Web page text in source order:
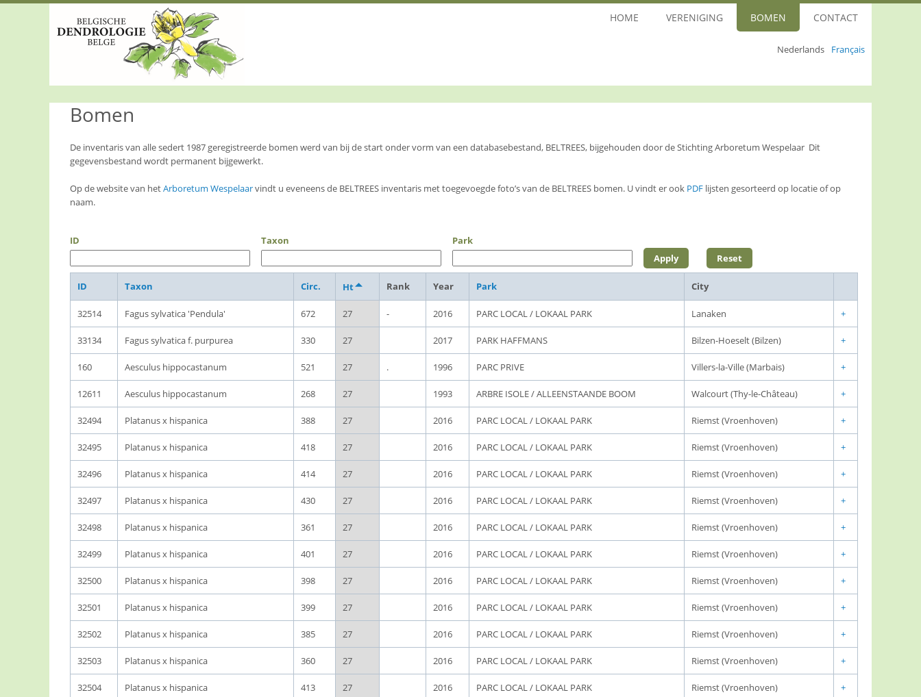
Nederlands Français
HOME VERENIGING BOMEN CONTACT
Bomen
De inventaris van alle sedert 1987 geregistreerde bomen werd van bij de start onder vorm van een databasebestand, BELTREES, bijgehouden door de Stichting Arboretum Wespelaar Dit
gegevensbestand wordt permanent bijgewerkt.
Op de website van hetArboretum Wespelaarvindt u eveneens de BELTREES inventaris met toegevoegde foto’s van de BELTREES bomen. U vindt er ook PDF lijsten gesorteerd op locatie of op
naam.
ID Taxon Park
ID Taxon Circ. Ht Rank Year Park City
32514 Fagus sylvatica 'Pendula' 672 27 - 2016 PARC LOCAL / LOKAAL PARK Lanaken +
33134 Fagus sylvatica f. purpurea 330 27 2017 PARK HAFFMANS Bilzen-Hoeselt (Bilzen) +
160 Aesculus hippocastanum 521 27 . 1996 PARC PRIVE Villers-la-Ville (Marbais) +
12611 Aesculus hippocastanum 268 27 1993 ARBRE ISOLE / ALLEENSTAANDE BOOM Walcourt (Thy-le-Château) +
32494 Platanus x hispanica 388 27 2016 PARC LOCAL / LOKAAL PARK Riemst (Vroenhoven) +
32495 Platanus x hispanica 418 27 2016 PARC LOCAL / LOKAAL PARK Riemst (Vroenhoven) +
32496 Platanus x hispanica 414 27 2016 PARC LOCAL / LOKAAL PARK Riemst (Vroenhoven) +
32497 Platanus x hispanica 430 27 2016 PARC LOCAL / LOKAAL PARK Riemst (Vroenhoven) +
32498 Platanus x hispanica 361 27 2016 PARC LOCAL / LOKAAL PARK Riemst (Vroenhoven) +
32499 Platanus x hispanica 401 27 2016 PARC LOCAL / LOKAAL PARK Riemst (Vroenhoven) +
32500 Platanus x hispanica 398 27 2016 PARC LOCAL / LOKAAL PARK Riemst (Vroenhoven) +
32501 Platanus x hispanica 399 27 2016 PARC LOCAL / LOKAAL PARK Riemst (Vroenhoven) +
32502 Platanus x hispanica 385 27 2016 PARC LOCAL / LOKAAL PARK Riemst (Vroenhoven) +
32503 Platanus x hispanica 360 27 2016 PARC LOCAL / LOKAAL PARK Riemst (Vroenhoven) +
32504 Platanus x hispanica 413 27 2016 PARC LOCAL / LOKAAL PARK Riemst (Vroenhoven) +